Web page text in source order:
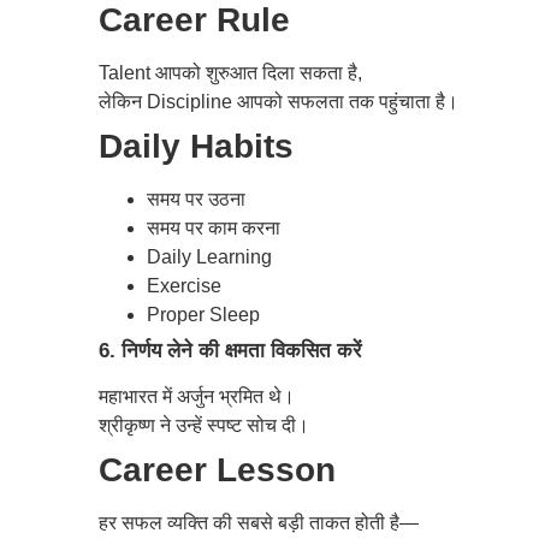
Career Rule
Talent आपको शुरुआत दिला सकता है,
लेकिन Discipline आपको सफलता तक पहुंचाता है।
Daily Habits
समय पर उठना
समय पर काम करना
Daily Learning
Exercise
Proper Sleep
6. निर्णय लेने की क्षमता विकसित करें
महाभारत में अर्जुन भ्रमित थे।
श्रीकृष्ण ने उन्हें स्पष्ट सोच दी।
Career Lesson
हर सफल व्यक्ति की सबसे बड़ी ताकत होती है—